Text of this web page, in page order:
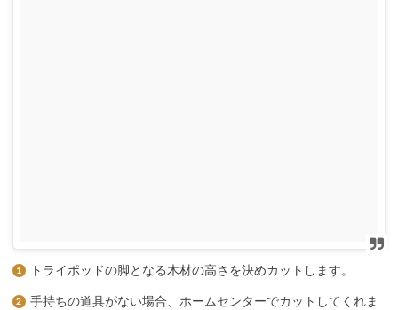
トライポッドの脚となる木材の高さを決めカットします。
手持ちの道具がない場合、ホームセンターでカットしてくれま